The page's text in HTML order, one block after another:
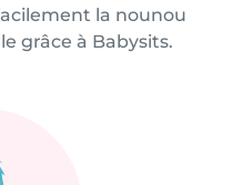
la nounou
grâce à Babysits.